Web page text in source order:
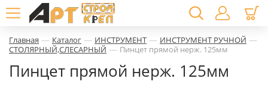
Главная — Каталог — ИНСТРУМЕНТ — ИНСТРУМЕНТ РУЧНОЙ —
СТОЛЯРНЫЙ,СЛЕСАРНЫЙ — Пинцет прямой нерж. 125мм
Пинцет прямой нерж. 125мм